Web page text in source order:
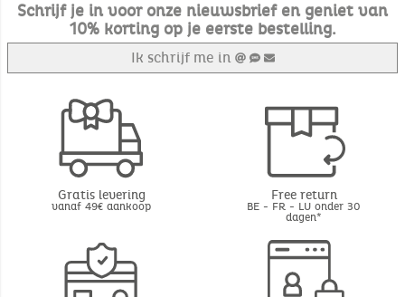
Schrijf je in voor onze nieuwsbrief en geniet van
10% korting op je eerste bestelling.
Ik schrijf me in
Gratis levering
vanaf 49€ aankoop
Free return
BE - FR - LU onder 30
dagen*